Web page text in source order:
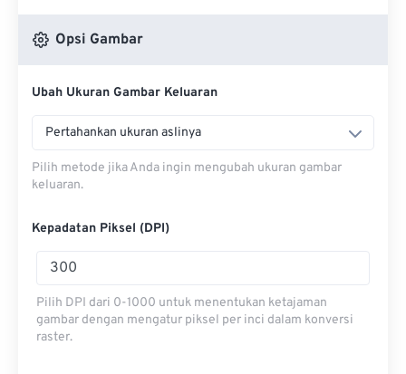
Opsi Gambar
Ubah Ukuran Gambar Keluaran
Pertahankan ukuran aslinya
Pilih metode jika Anda ingin mengubah ukuran gambar
keluaran.
Kepadatan Piksel (DPI)
Pilih DPI dari 0-1000 untuk menentukan ketajaman
gambar dengan mengatur piksel per inci dalam konversi
raster.